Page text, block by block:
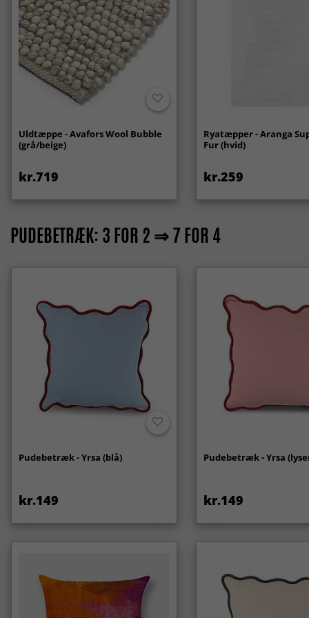
Uldtæppe - Avafors Wool Bubble
(grå/beige)
kr.719
Ryatæpper - Aranga
Fur (hvid)
kr.259
PUDEBETRÆK: 3 FOR 2 ⇒ 7 FOR 4
Pudebetræk - Yrsa (blå)
kr.149
Pudebetræk - Yrsa
kr.149